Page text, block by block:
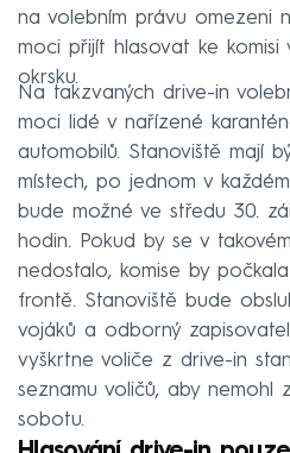
na volebním právu omezeni
moci přijít hlasovat ke komisi
okrsku.
Na takzvaných drive-in
moci lidé v nařízené
automobilů. Stanoviště mají
místech, po jednom v
bude možné ve středu 30.
hodin. Pokud by se v
nedostalo, komise by
frontě. Stanoviště bude
vojáků a odborný
vyškrtne voliče z drive-in
seznamu voličů, aby nemohl
sobotu.